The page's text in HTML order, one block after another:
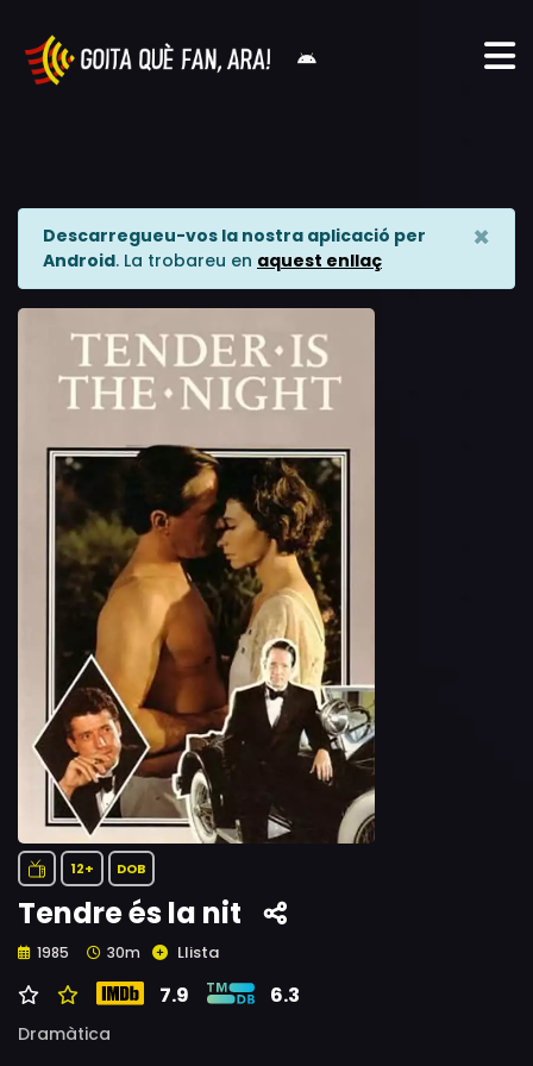
Descarregueu-vos la nostra aplicació per
Android. La trobareu en aquest enllaç
×
12+ DOB
Tendre és la nit
1985 30m Llista
7.9 6.3
Dramàtica